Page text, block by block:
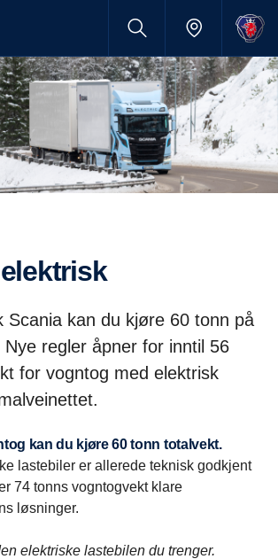
elektrisk
Scania kan du kjøre 60 tonn på
Nye regler åpner for inntil 56
for vogntog med elektrisk
kan du kjøre 60 tonn totalvekt.
lastebiler er allerede teknisk godkjent
74 tonns vogntogvekt klare
løsninger.
elektriske lastebilen du trenger.